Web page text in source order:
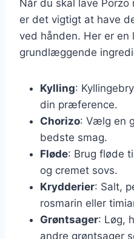
Når du skal lave
er det vigtigt at have
ved hånden. Her er en
grundlæggende
Kylling:
din præference.
Chorizo: Vælg en
bedste smag.
Fløde: Brug fløde
og cremet sovs.
Krydderier: Salt,
rosmarin eller
Grøntsager: Løg,
andre grøntsager